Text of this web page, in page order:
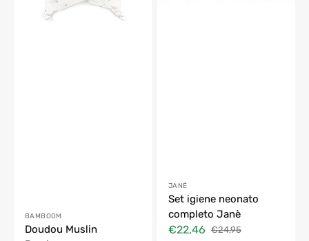
Fornitore:
BAMBOOM
Doudou Muslin
Fornitore:
JANÉ
Set igiene neonato
completo Janè
Prezzo
€22,46
Prezzo
€24,95